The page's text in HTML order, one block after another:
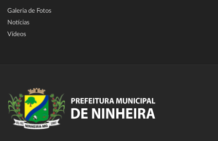
Galeria de Fotos
Notícias
Vídeos